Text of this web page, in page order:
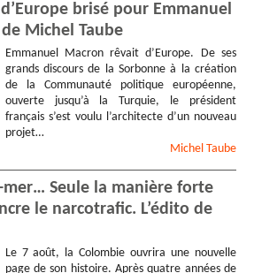
brisé pour Emmanuel
Michel Taube
Emmanuel Macron rêvait d’Europe. De ses
grands discours de la Sorbonne à la création
de la Communauté politique européenne,
ouverte jusqu’à la Turquie, le président
français s’est voulu l’architecte d’un nouveau
projet…
Michel Taube
Seule la manière forte
le narcotrafic. L’édito de
Le 7 août, la Colombie ouvrira une nouvelle
page de son histoire. Après quatre années de